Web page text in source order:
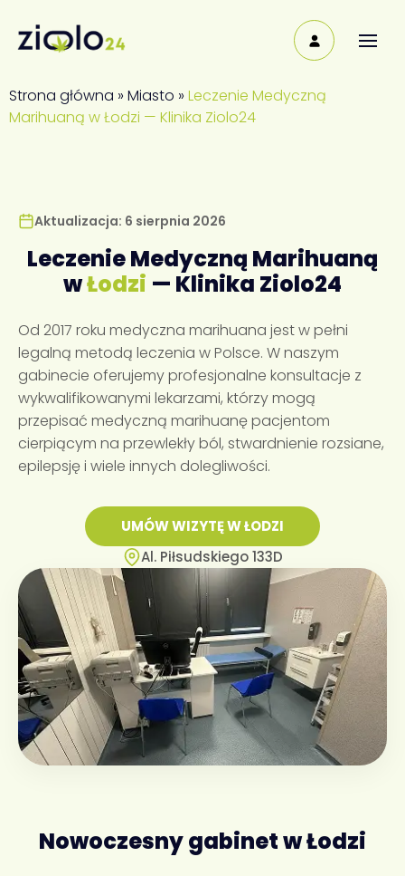
Strona główna » Miasto » Leczenie Medyczną
Marihuaną w Łodzi — Klinika Ziolo24
Aktualizacja: 6 sierpnia 2026
Leczenie Medyczną Marihuaną
wŁodzi — Klinika Ziolo24
Od 2017 roku medyczna marihuana jest w pełni
legalną metodą leczenia w Polsce. W naszym
gabinecie oferujemy profesjonalne konsultacje z
wykwalifikowanymi lekarzami, którzy mogą
przepisać medyczną marihuanę pacjentom
cierpiącym na przewlekły ból, stwardnienie rozsiane,
epilepsję i wiele innych dolegliwości.
UMÓW WIZYTĘ W ŁODZI
Al. Piłsudskiego 133D
Nowoczesny gabinet w Łodzi